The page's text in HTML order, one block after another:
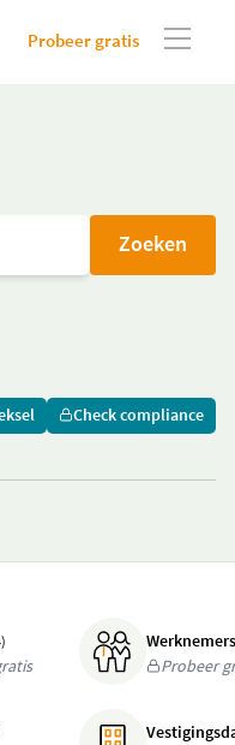
Probeer gratis
Zoeken
Check compliance
Probeer